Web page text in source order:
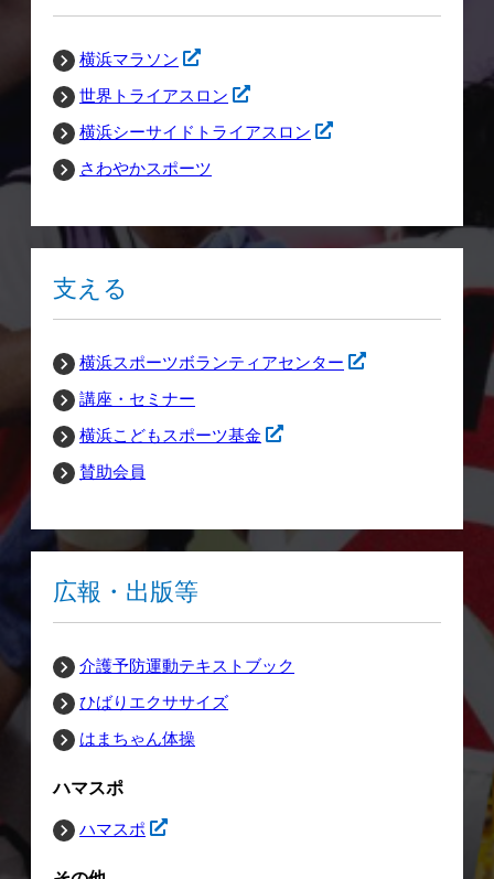
横浜マラソン
世界トライアスロン
横浜シーサイドトライアスロン
さわやかスポーツ
支える
横浜スポーツボランティアセンター
講座・セミナー
横浜こどもスポーツ基金
賛助会員
広報・出版等
介護予防運動テキストブック
ひばりエクササイズ
はまちゃん体操
ハマスポ
ハマスポ